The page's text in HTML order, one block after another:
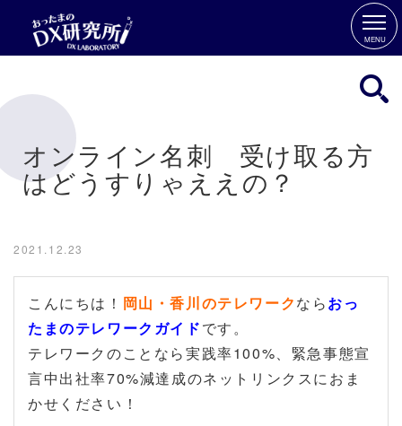
MENU
オンライン名刺 受け取る方
はどうすりゃええの？
2021.12.23
こんにちは！ 岡山・香川のテレワークならおっ
たまのテレワークガイドです。
テレワークのことなら実践率100%、緊急事態宣
言中出社率70%減達成のネットリンクスにおま
かせください！